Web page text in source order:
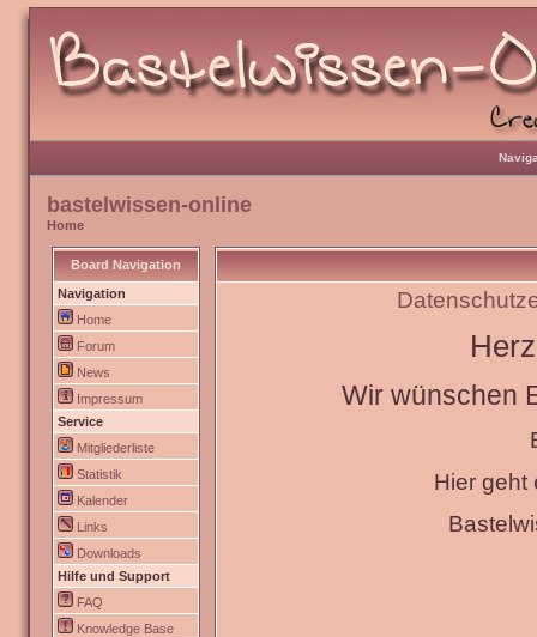
bastelwissen-online
Home
Board Navigation
Navigation
Home
Forum
News
Impressum
Service
Mitgliederliste
Statistik
Kalender
Links
Downloads
Hilfe und Support
FAQ
Knowledge Base
Wir wünschen
Hier geht